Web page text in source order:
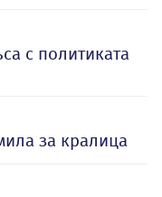
с политиката
за кралица